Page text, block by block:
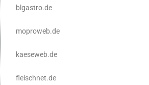
blgastro.de
moproweb.de
kaeseweb.de
fleischnet.de